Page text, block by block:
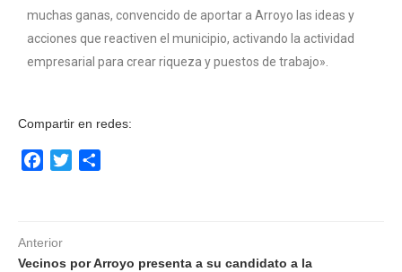
muchas ganas, convencido de aportar a Arroyo las ideas y
acciones que reactiven el municipio, activando la actividad
empresarial para crear riqueza y puestos de trabajo».
Compartir en redes:
Facebook
Twitter
Anterior
Vecinos por Arroyo presenta a su candidato a la